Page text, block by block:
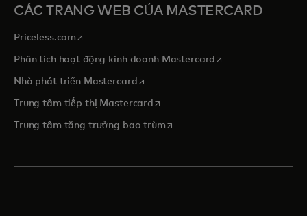
CÁC TRANG WEB CỦA MASTERCARD
Priceless.com opens in a new tab
Phân tích hoạt động kinh doanh Mastercard opens in a new tab
Nhà phát triển Mastercardopens in a new tab
Trung tâm tiếp thị Mastercardopens in a new tab
Trung tâm tăng trưởng bao trùmopens in a new tab